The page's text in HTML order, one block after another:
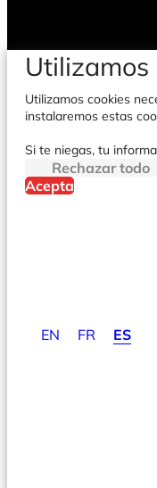
EN FR ES
Utilizamos
Utilizamos cookies
instalaremos estas
Si te niegas, tu
Rechazar todo
Acepta